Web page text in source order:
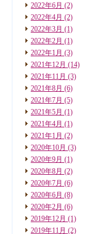
2022年6月 (2)
2022年4月 (2)
2022年3月 (1)
2022年2月 (1)
2022年1月 (3)
2021年12月 (14)
2021年11月 (3)
2021年8月 (6)
2021年7月 (5)
2021年5月 (1)
2021年4月 (1)
2021年1月 (2)
2020年10月 (3)
2020年9月 (1)
2020年8月 (2)
2020年7月 (6)
2020年6月 (8)
2020年2月 (6)
2019年12月 (1)
2019年11月 (2)